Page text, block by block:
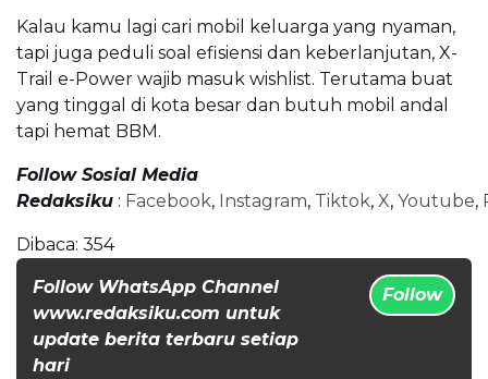
Kalau kamu lagi cari mobil keluarga yang nyaman,
tapi juga peduli soal efisiensi dan keberlanjutan, X-
Trail e-Power wajib masuk wishlist. Terutama buat
yang tinggal di kota besar dan butuh mobil andal
tapi hemat BBM.
Follow Sosial Media
Redaksiku : Facebook, Instagram, Tiktok, X, Youtube,
Dibaca: 354
Follow WhatsApp Channel
www.redaksiku.com untuk
update berita terbaru setiap
hari
Follow